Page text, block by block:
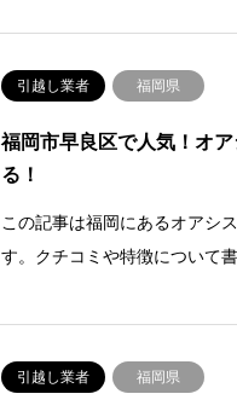
引越し業者 福岡県
福岡市早良区で人気！オ
る！
この記事は福岡にあるオアシ
す。クチコミや特徴について
引越し業者 福岡県